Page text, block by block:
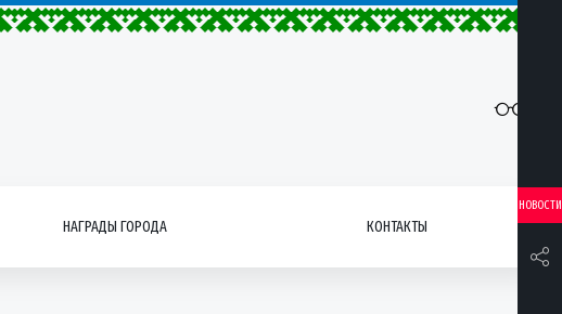
НАГРАДЫ ГОРОДА КОНТАКТЫ
НОВОСТИ